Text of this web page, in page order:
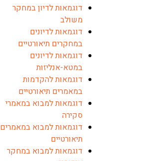
דוגמאות לדיון במחקר
משולב
דוגמאות לדיונים
במחקרים תיאורטיים
דוגמאות לדיונים
במטא-אנליזות
דוגמאות להקדמות
במאמרים תיאורטיים
דוגמאות למבוא במאמרי
סקירה
דוגמאות למבוא במאמרים
תיאורטיים
דוגמאות למבוא במחקר